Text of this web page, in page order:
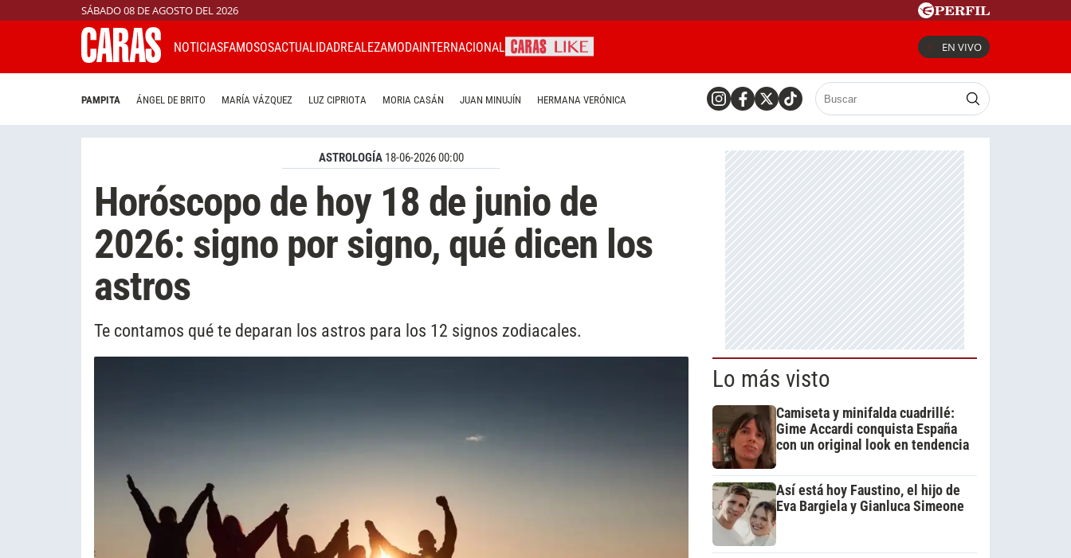
SÁBADO 08 DE AGOSTO DEL 2026
NOTICIASFAMOSOSACTUALIDADREALEZAMODAINTERNACIONAL EN VIVO
PAMPITA ÁNGEL DE BRITO MARÍA VÁZQUEZ LUZ CIPRIOTA MORIA CASÁN JUAN MINUJÍN HERMANA VERÓNICA
ASTROLOGÍA 18-06-2026 00:00
Horóscopo de hoy 18 de junio de
2026: signo por signo, qué dicen los
astros
Te contamos qué te deparan los astros para los 12 signos zodiacales.
Lo más visto
Camiseta y minifalda cuadrillé:
Gime Accardi conquista España
con un original look en tendencia
Así está hoy Faustino, el hijo de
Eva Bargiela y Gianluca Simeone